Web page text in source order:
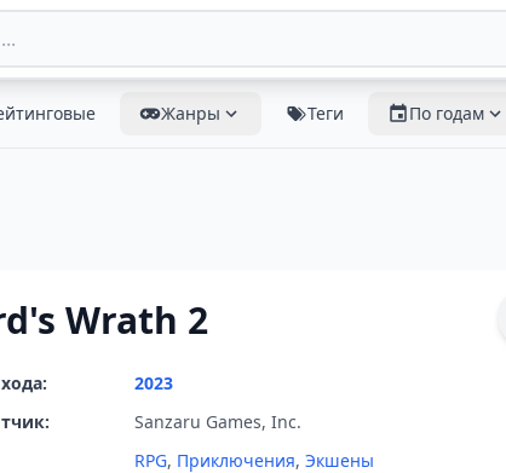
Жанры Теги По годам
Wrath 2
2023
Sanzaru Games, Inc.
RPG, Приключения, Экшены